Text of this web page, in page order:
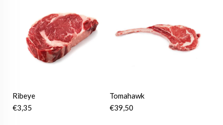
Ribeye
€3,35
Tomahawk
€39,50